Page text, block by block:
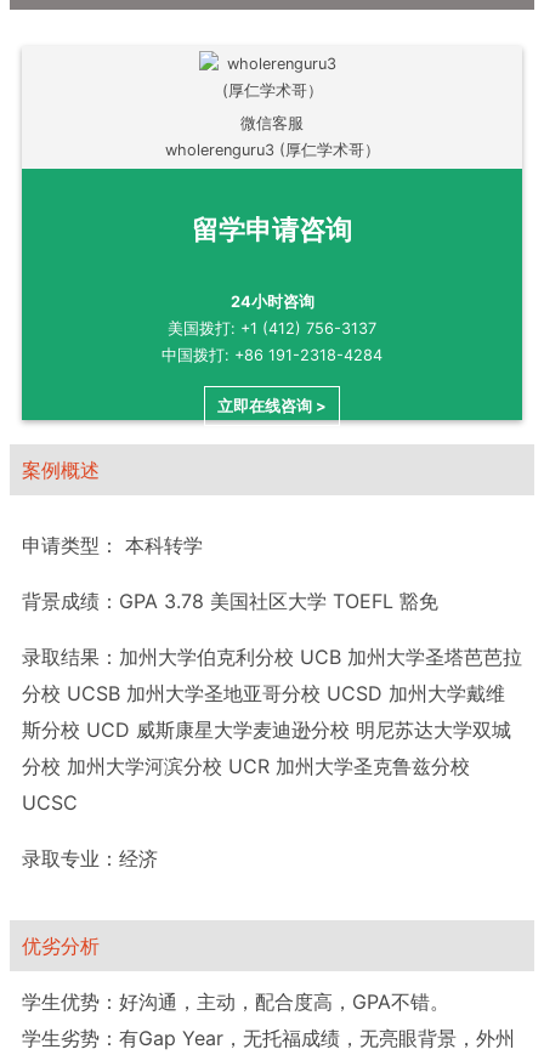
微信客服
wholerenguru3 (厚仁学术哥）
留学申请咨询
24小时咨询
美国拨打: +1 (412) 756-3137
中国拨打: +86 191-2318-4284
立即在线咨询 >
案例概述
申请类型： 本科转学
背景成绩： GPA 3.78 美国社区大学 TOEFL 豁免
录取结果： 加州大学伯克利分校 UCB 加州大学圣塔芭芭拉
分校 UCSB 加州大学圣地亚哥分校 UCSD 加州大学戴维
斯分校 UCD 威斯康星大学麦迪逊分校 明尼苏达大学双城
分校 加州大学河滨分校 UCR 加州大学圣克鲁兹分校
UCSC
录取专业： 经济
优劣分析
学生优势：好沟通，主动，配合度高，GPA不错。
学生劣势：有Gap Year，无托福成绩，无亮眼背景，外州